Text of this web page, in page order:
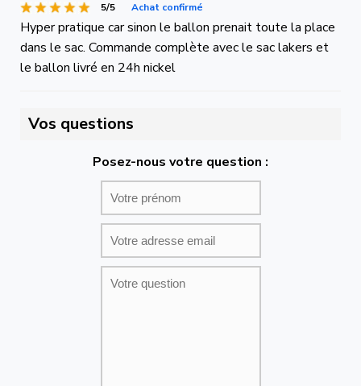
5/5 Achat confirmé
Hyper pratique car sinon le ballon prenait toute la place
dans le sac. Commande complète avec le sac lakers et
le ballon livré en 24h nickel
Vos questions
Posez-nous votre question :